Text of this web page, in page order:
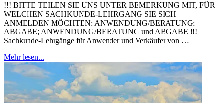
!!! BITTE TEILEN SIE UNS UNTER BEMERKUNG MIT, FÜR
WELCHEN SACHKUNDE-LEHRGANG SIE SICH
ANMELDEN MÖCHTEN: ANWENDUNG/BERATUNG;
ABGABE; ANWENDUNG/BERATUNG und ABGABE !!!
Sachkunde-Lehrgänge für Anwender und Verkäufer von …
Mehr lesen...